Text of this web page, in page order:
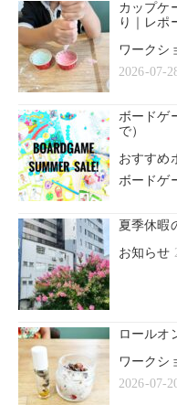
カップケ
り｜レポ
ワークシ
2026-07-
ボードゲ
で）
おすすめ
ボードゲ
夏季休暇
お知らせ
ロールオ
ワークシ
2026-07-